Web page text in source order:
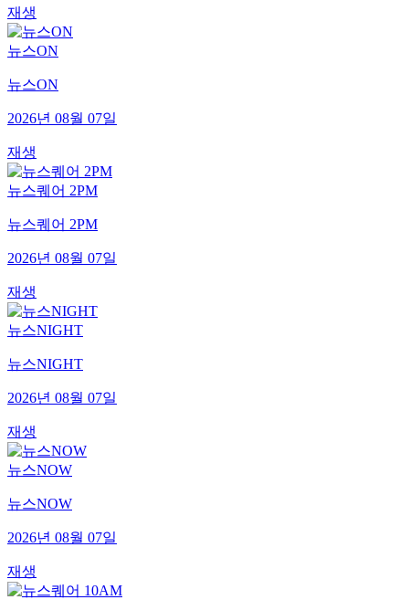
재생
뉴스ON
뉴스ON
2026년 08월 07일
재생
뉴스퀘어 2PM
뉴스퀘어 2PM
2026년 08월 07일
재생
뉴스NIGHT
뉴스NIGHT
2026년 08월 07일
재생
뉴스NOW
뉴스NOW
2026년 08월 07일
재생